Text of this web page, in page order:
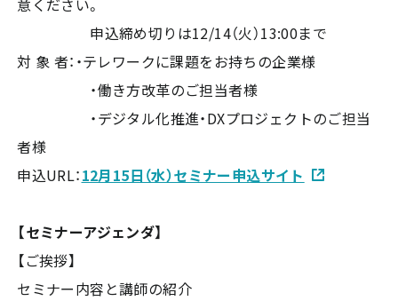
申込締め切りは12/14（火）13:00まで
対 象 者：・テレワークに課題をお持ちの企業様
・働き方改革のご担当者様
・デジタル化推進・DXプロジェクトのご担当
者様
申込URL：12月15日（水）セミナー申込サイト
【セミナーアジェンダ】
【ご挨拶】
セミナー内容と講師の紹介